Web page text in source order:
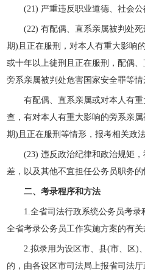
(21) 严重违反职业道德、社会公
(22) 有配偶、直系亲属被判处死
期)且正在服刑，对本人有重大影响
或十年以上徒刑且正在服刑，配偶
旁系亲属被判处危害国家安全罪等情
有配偶、直系亲属或对本人有重
查，有对本人有重大影响的旁系亲
期)且正在服刑等情形，报考相关政
(23) 违反政治纪律和政治规矩，
差，以及其他不宜担任公务员职务的
二、考录程序和方法
1.全省司法行政系统公务员考录
全省考录公务员工作实施方案的有关
2.拟录用为设区市、县(市、区)
的，由各设区市司法局上报省司法